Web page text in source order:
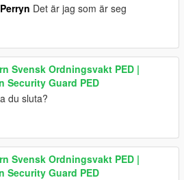
Det är jag som är seg
Svensk Ordningsvakt PED |
Security Guard PED
du sluta?
Svensk Ordningsvakt PED |
Security Guard PED